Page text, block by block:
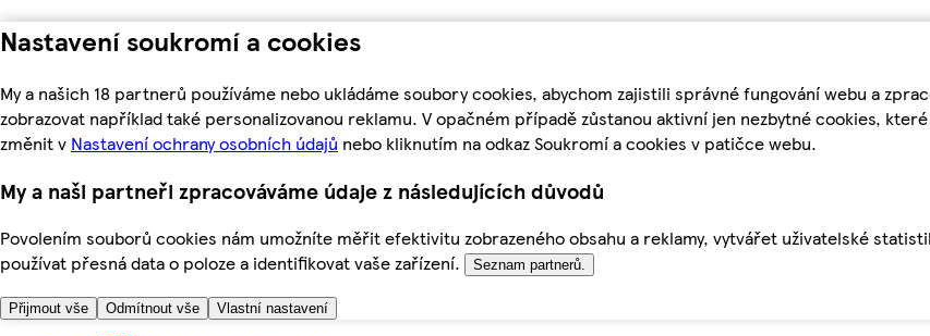
Nastavení soukromí a cookies
My a našich 18 partnerů používáme nebo ukládáme soubory cookies, abychom zajistili správné fungování webu a
zobrazovat například také personalizovanou reklamu. V opačném případě zůstanou aktivní jen nezbytné cookies,
změnit v Nastavení ochrany osobních údajů nebo kliknutím na odkaz Soukromí a cookies v patičce webu.
My a naši partneři zpracováváme údaje z následujících důvodů
Povolením souborů cookies nám umožníte měřit efektivitu zobrazeného obsahu a reklamy, vytvářet uživatelské
používat přesná data o poloze a identifikovat vaše zařízení.
Seznam partnerů.
Přijmout vše Odmítnout vše Vlastní nastavení